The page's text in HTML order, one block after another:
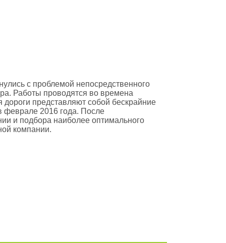
с проблемой непосредственного
Работы проводятся во времена
дороги представляют собой бескрайние
феврале 2016 года. После
и подбора наиболее оптимального
компании.